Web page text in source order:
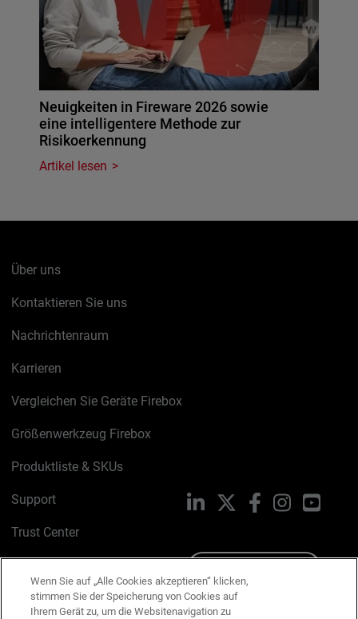
Neuigkeiten in Fireware 2026 sowie
eine intelligentere Methode zur
Risikoerkennung
Artikel lesen
Über uns
Kontaktieren Sie uns
Nachrichtenraum
Karrieren
Vergleichen Sie Geräte Firebox
Größenwerkzeug Firebox
Produktliste & SKUs
Support
Trust Center
Cookie-Richtlinie
LinkedIn FacebookInstagram
Wenn Sie auf „Alle Cookies akzeptieren“ klicken,
stimmen Sie der Speicherung von Cookies auf
Ihrem Gerät zu, um die Websitenavigation zu